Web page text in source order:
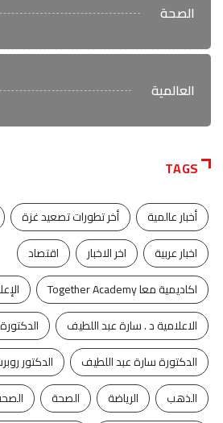
الصحة
العالمية
TAGS
أخبار عالمية أخر تطورات تصعيد غزة
اخبار عربية
اخر الاخبار
اقتصاد
اكاديمية معا Together Academy
الاعلامية د . سارة عبد اللطيف
الدكتورة سارة عبد اللطيف
الدكتور
الذهب
الرياضة الصحة